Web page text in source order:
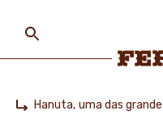
main
content